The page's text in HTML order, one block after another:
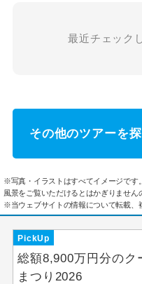
最近チェック
その他のツアーを
※写真・イラストはすべてイメージです
風景をご覧いただけるとはかぎりません
※当ウェブサイトの情報について転載、
PickUp
総額8,900万円分のク
まつり2026